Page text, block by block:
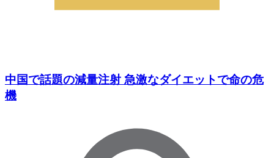
中国で話題の減量注射 急激なダイエットで命の危
機